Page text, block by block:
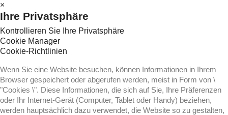
×
Ihre Privatsphäre
Kontrollieren Sie Ihre Privatsphäre
Cookie Manager
Cookie-Richtlinien
Wenn Sie eine Website besuchen, können Informationen in Ihrem
Browser gespeichert oder abgerufen werden, meist in Form von \
"Cookies \". Diese Informationen, die sich auf Sie, Ihre Präferenzen
oder Ihr Internet-Gerät (Computer, Tablet oder Handy) beziehen,
werden hauptsächlich dazu verwendet, die Website so zu gestalten,